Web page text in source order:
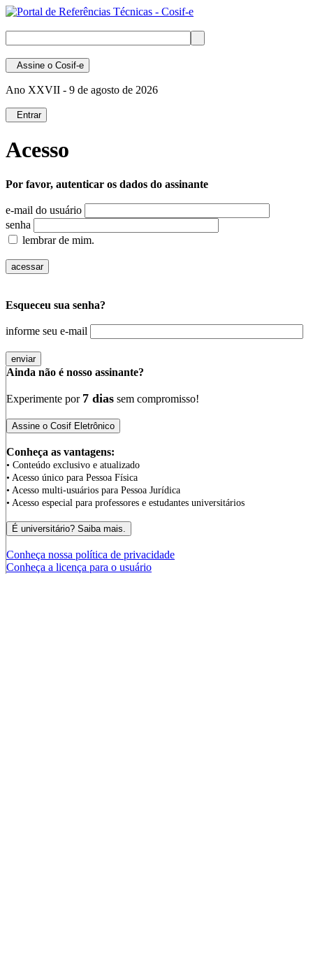
Assine o Cosif-e
Ano XXVII - 9 de agosto de 2026
Entrar
Acesso
Por favor, autenticar os dados do assinante
e-mail do usuário
senha
lembrar de mim.
Esqueceu sua senha?
informe seu e-mail
Ainda não é nosso assinante?
Experimente por 7 dias sem compromisso!
Conheça as vantagens:
• Conteúdo exclusivo e atualizado
• Acesso único para Pessoa Física
• Acesso multi-usuários para Pessoa Jurídica
• Acesso especial para professores e estudantes universitários
Conheça nossa política de privacidade
Conheça a licença para o usuário